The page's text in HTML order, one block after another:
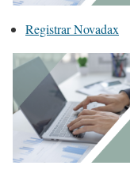
Registrar Novadax